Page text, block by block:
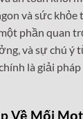
và sức khỏe
phần quan
và sự chú ý
là giải
Về Mối